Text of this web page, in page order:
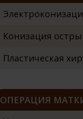
Конизация
Пластическая
ОПЕРАЦИЯ